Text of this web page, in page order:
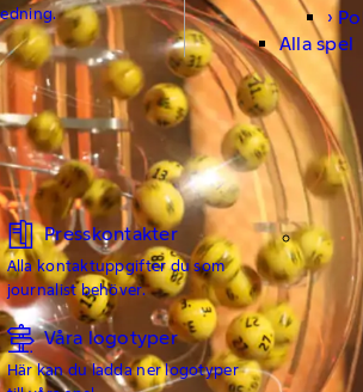
Alla spel
Presskontakter
Alla kontaktuppgifter du som
journalist behöver.
Våra logotyper
Här kan du ladda ner logotyper